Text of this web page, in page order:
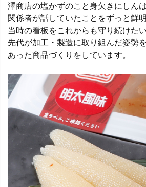
澤商店の塩かずのこと身欠きにしん
関係者が話していたことをずっと鮮
当時の看板をこれからも守り続けた
先代が加工・製造に取り組んだ姿勢
あった商品づくりをしています。